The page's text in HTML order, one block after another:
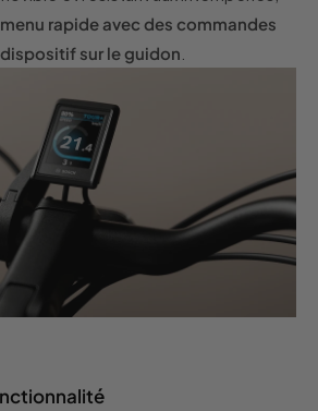
rapide avec des commandes
sur le guidon